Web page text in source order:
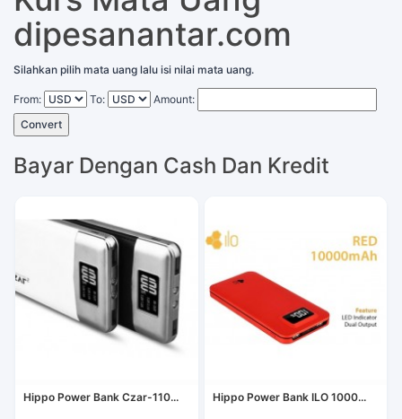
dipesanantar.com
Silahkan pilih mata uang lalu isi nilai mata uang.
From: To:
Amount:
Convert
Bayar Dengan Cash Dan Kredit
Hippo Power Bank Czar-110... Hippo Power Bank ILO 1000...